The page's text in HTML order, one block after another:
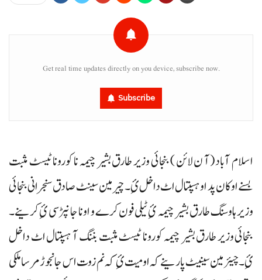
Get real time updates directly on you device, subscribe now.
Subscribe
اسلام آباد (آ ن لائن ) بنجائی وزیر طارق بشیر چیمہ نا کورونا ٹیسٹ مثبت
بسنے اوکان پد او ہسپتال اٹ داخل ئِ۔ چیرمین سینٹ صادق سنجرانی بنجائی
وزیر ہاوسنگ طارق بشیر چیمہ ئِ ٹیلی فون کرے و اونا جانپڑسی ئِ کرینے۔
بنجائی وزیر طارق بشیر چیمہ کورونا ٹیسٹ مثبت بننگ آ ہسپتال اٹ داخل
ئِ۔ چیئرمین سینیٹ پارینے کہ اومیت ئِ کہ نم زوت اس جانجوڑ مرسا ملکی